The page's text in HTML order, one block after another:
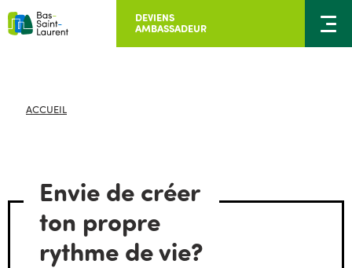
DEVIENS
AMBASSADEUR
ACCUEIL
Envie de créer
ton propre
rythme de vie?